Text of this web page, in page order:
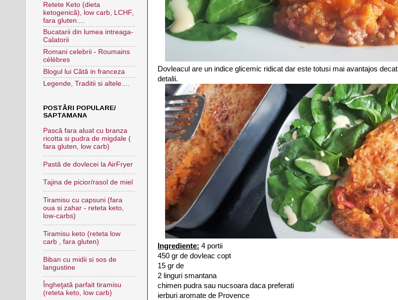
Dovleacul are un indice glicemic ridicat dar este totusi mai avantajos
detalii.
Ingrediente: 4 portii
450 gr de dovleac copt
15 gr de
2 linguri smantana
chimen pudra sau nucsoara daca preferati
ierburi aromate de Provence
Retete Keto (dieta
ketogenică), low carb, LCHF,
fara gluten....
Bucatarii din lumea intreaga-
Calatorii
Romani celebrii - Roumains
célèbres
Blogul lui Cătă in franceza
Legende, Traditii si altele....
POSTĂRI POPULARE/
SAPTAMANA
Pască fara aluat cu branza
ricotta si pudra de migdale (
fara gluten, low carb)
Pastă de dovlecei la AirFryer
Tajina de picior/rasol de miel
Tiramisu cu capsuni (fara
oua si zahar - reteta keto,
low-carbs)
Tiramisu keto (reteta low
carb , fara gluten)
Biban cu midii si sos de
langustine
Îngheţată parfait tiramisu
(reteta keto, low carb)